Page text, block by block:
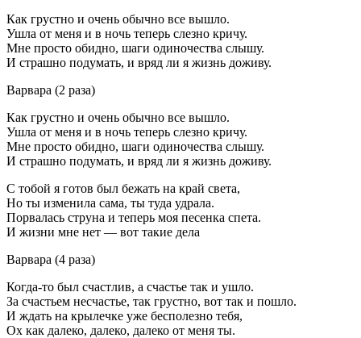
Как грустно и очень обычно все вышло.
Ушла от меня и в ночь теперь слезно кричу.
Мне просто обидно, шаги одиночества слышу.
И страшно подумать, и вряд ли я жизнь доживу.
Варвара (2 раза)
Как грустно и очень обычно все вышло.
Ушла от меня и в ночь теперь слезно кричу.
Мне просто обидно, шаги одиночества слышу.
И страшно подумать, и вряд ли я жизнь доживу.
С тобой я готов был бежать на край света,
Hо ты изменила сама, ты туда удрала.
Порвалась струна и теперь моя песенка спета.
И жизни мне нет — вот такие дела
Варвара (4 раза)
Когда-то был счастлив, а счастье так и ушло.
За счастьем несчастье, так грустно, вот так и пошло.
И ждать на крылечке уже бесполезно тебя,
Ох как далеко, далеко, далеко от меня ты.